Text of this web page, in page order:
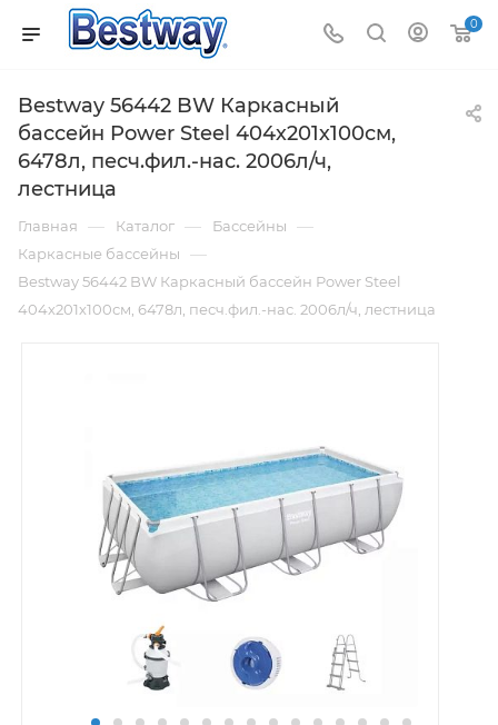
0
Bestway 56442 BW Каркасный
бассейн Power Steel 404х201х100см,
6478л, песч.фил.-нас. 2006л/ч,
лестница
Главная — Каталог — Бассейны —
Каркасные бассейны —
Bestway 56442 BW Каркасный бассейн Power Steel
404х201х100см, 6478л, песч.фил.-нас. 2006л/ч, лестница